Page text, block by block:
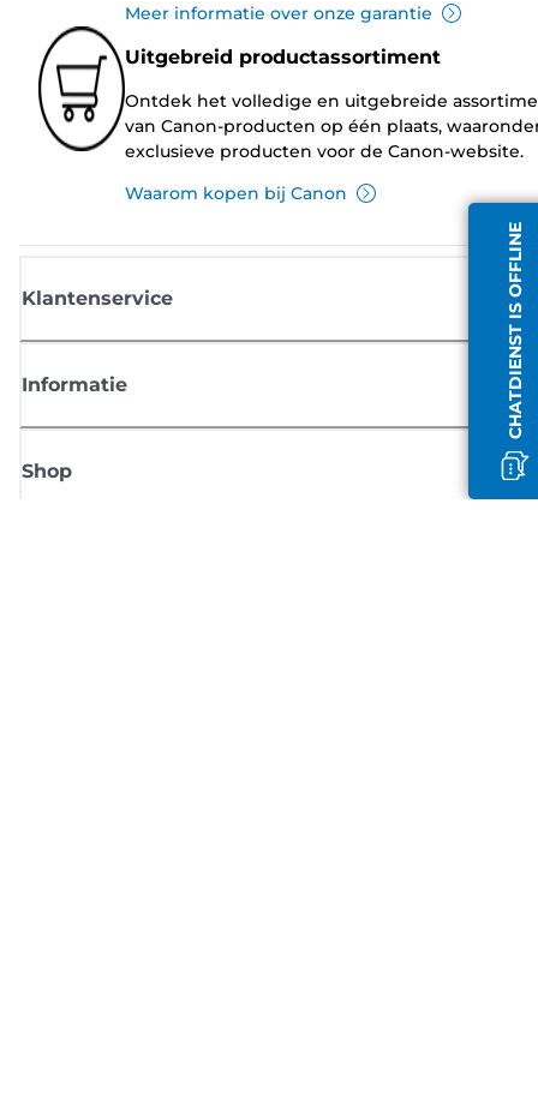
CHATDIENST IS OFFLINE
Meer informatie over onze garantie
Uitgebreid productassortiment
Ontdek het volledige en uitgebreide
van Canon-producten op één plaats,
exclusieve producten voor de Canon-website.
Waarom kopen bij Canon
Klantenservice
Informatie
Shop